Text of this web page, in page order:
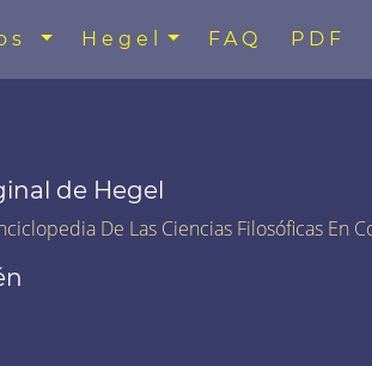
Hegel FAQ PDF
de Hegel
De Las Ciencias Filosóficas En